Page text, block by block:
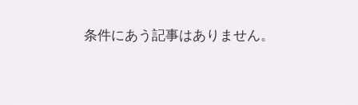
条件にあう記事はありません。